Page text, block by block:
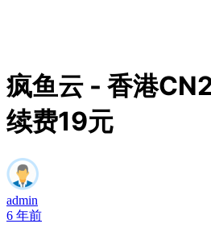
疯鱼云 - 香港
续费19元
admin
6 年前